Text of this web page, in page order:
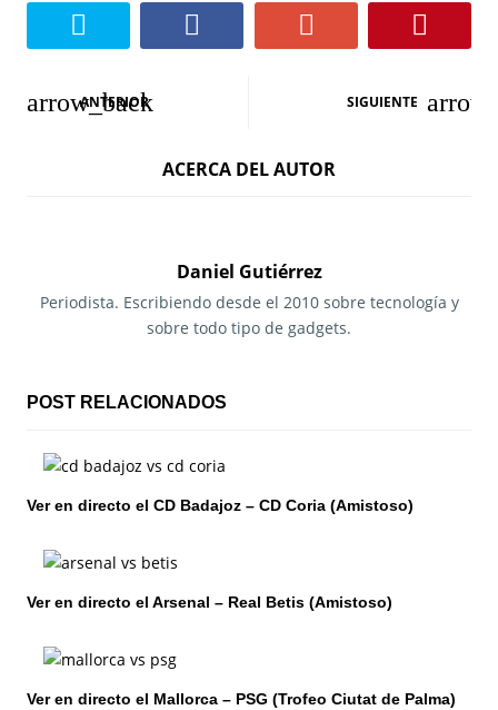
N
a
i
n
d
e
e
n
t
ANTERIOR SIGUIENTE
ACERCA DEL AUTOR
Daniel Gutiérrez
Periodista. Escribiendo desde el 2010 sobre tecnología y
sobre todo tipo de gadgets.
POST RELACIONADOS
Ver en directo el CD Badajoz – CD Coria (Amistoso)
Ver en directo el Arsenal – Real Betis (Amistoso)
Ver en directo el Mallorca – PSG (Trofeo Ciutat de Palma)